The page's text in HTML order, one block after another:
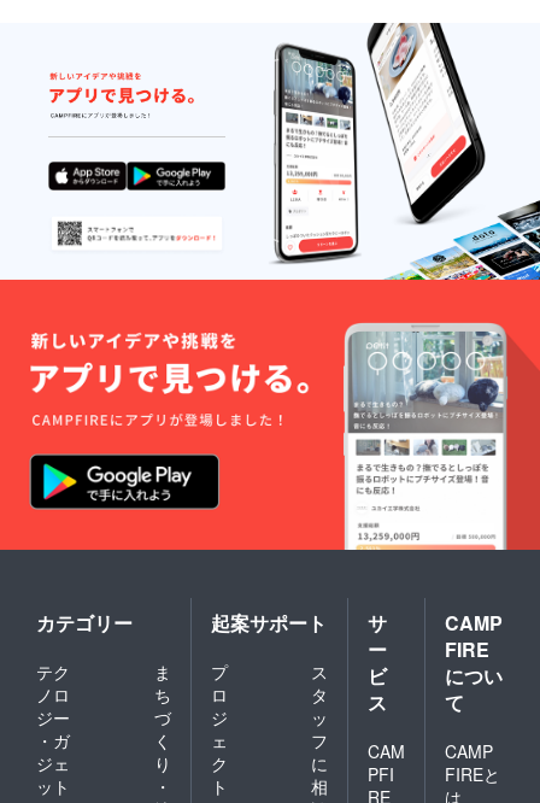
カテゴリー
テク
ノロ
ジー
・ガ
ジェ
ット
ま
ち
づ
く
り
・
起案サポート
プ
ロ
ジ
ェ
ク
ト
ス
タ
ッ
フ
に
相
サ
ー
ビ
ス
CAM
PFI
RE
CAMP
FIRE
につい
て
CAMP
FIREと
は